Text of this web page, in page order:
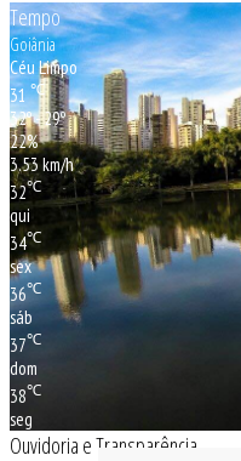
Tempo
Goiânia
Céu Limpo
31℃
32º - 29º
22%
3.53 km/h
32℃
qui
34℃
sex
36℃
sáb
37℃
dom
38℃
seg
Ouvidoria e Transparência